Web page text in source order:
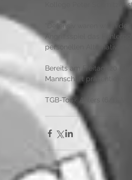
Kollege Peter Schmitzer
"Defensiv waren wir in
Angriffsspiel das
personellen Alternativen,
Bereits am Freitag (20
Mannschaft
TGB-Tore: Ahlers (6/1),